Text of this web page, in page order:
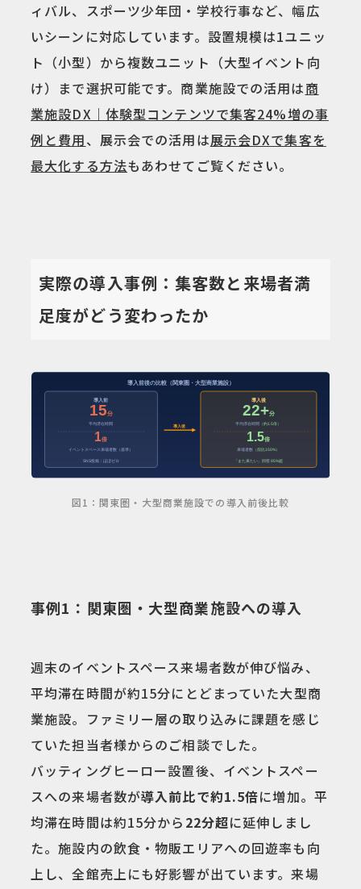
ィバル、スポーツ少年団・学校行事など、幅広
いシーンに対応しています。設置規模は1ユニッ
ト（小型）から複数ユニット（大型イベント向
け）まで選択可能です。商業施設での活用は商
業施設DX｜体験型コンテンツで集客24%増の事
例と費用、展示会での活用は展示会DXで集客を
最大化する方法もあわせてご覧ください。
実際の導入事例：集客数と来場者満
足度がどう変わったか
図1：関東圏・大型商業施設での導入前後比較
事例1：関東圏・大型商業施設への導入
週末のイベントスペース来場者数が伸び悩み、
平均滞在時間が約15分にとどまっていた大型商
業施設。ファミリー層の取り込みに課題を感じ
ていた担当者様からのご相談でした。
バッティングヒーロー設置後、イベントスペー
スへの来場者数が導入前比で約1.5倍に増加。平
均滞在時間は約15分から 22分超に延伸しまし
た。施設内の飲食・物販エリアへの回遊率も向
上し、全館売上にも好影響が出ています。来場